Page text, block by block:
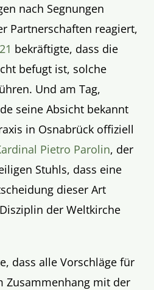
nach Segnungen
Partnerschaften reagiert,
bekräftigte, dass die
befugt ist, solche
Und am Tag,
seine Absicht bekannt
in Osnabrück offiziell
Pietro Parolin, der
Stuhls, dass eine
dieser Art
der Weltkirche
dass alle Vorschläge für
Zusammenhang mit der